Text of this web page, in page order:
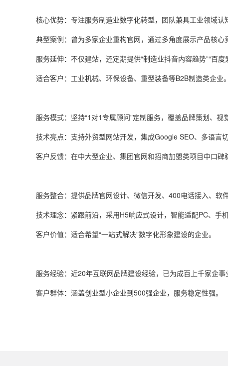
核心优势‌：专注服务制造业数字化转型，团队兼具工业领域
典型案例‌：曾为多家企业重构官网，通过多角度展示产品核
服务延伸‌：不仅建站，还定期提供“制造业抖音内容趋势”“百度
‌适合客户‌：工业机械、环保设备、重型装备等B2B制造类企业。
‌服务模式‌：坚持“1 对1专属顾问”定制服务，覆盖品牌策划、视
‌技术亮点‌：支持外贸型网站开发，集成Google SEO、多语言
客户反馈‌：在中大型企业、集团官网和招商加盟类项目中口碑
‌服务整合‌：提供品牌官网设计、微信开发、 400电话接入、软
‌技术理念‌：紧跟前沿，采用H5响应式设计，智能适配PC、手
‌客户价值‌：适合希望“一站式解决”数字化形象建设的企业。
服务经验‌：近20年互联网品牌建设经验，已为成百上千家企事
‌客户群体‌：涵盖创业型小企业到500强企业，服务稳定性强。